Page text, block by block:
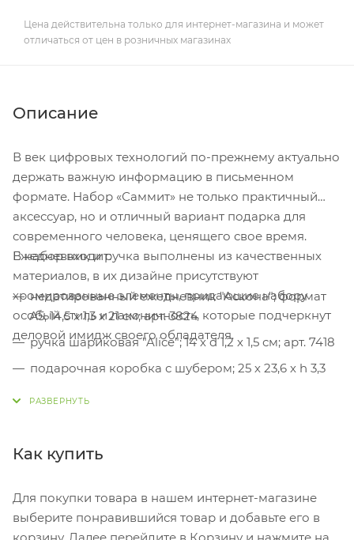
Цена действительна только для интернет-магазина и может
отличаться от цен в розничных магазинах
Описание
В век цифровых технологий по-прежнему актуально
держать важную информацию в письменном
формате. Набор «Саммит» не только практичный
аксессуар, но и отличный вариант подарка для
современного человека, ценящего свое время.
Ежедневник и ручка выполнены из качественных
материалов, в их дизайне присутствуют
хромированные элементы, придающие набору
особый стиль и лаконичность, которые подчеркнут
деловой имидж своего обладателя.
В набор входит:
недатированный ежедневник "Аскона"; формат
А5, 14,5 х 1,3 х 21 см; арт. 3824
ручка шариковая "Alice"; 14 х d 1,2 х 1,5 см; арт. 7418
подарочная коробка с шубером; 25 х 23,6 х h 3,3
Как купить
Для покупки товара в нашем интернет-магазине
выберите понравившийся товар и добавьте его в